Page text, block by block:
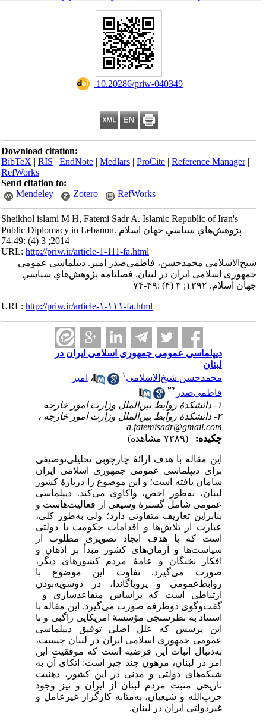
‎ 10.20286/priw-040349
Download citation:
BibTeX|RIS|EndNote|Medlars|ProCite|Reference Manager
RefWorks
Send citation to:
Mendeley
Zotero RefWorks
Sheikhol islami M H, Fatemi Sadr A. Islamic Republic of Iran's
Public Diplomacy in Lebanon. پژوهش‌هاي سياسي جهان اسلام
2014; 3 (4) :49-74
URL:http://priw.ir/article-1-111-fa.html
شیخ‌الاسلامی محمدحسن، فاطمی‌صدر امیر. دیپلماسی عمومی
جمهوری اسلامی ایران در لبنان. فصلنامه پژوهش‌هاي سياسي
جهان اسلام. ۱۳۹۲; ۳ (۴) :۴۹-۷۴
URL:http://priw.ir/article-۱-۱۱۱-fa.html
دیپلماسی عمومی جمهوری اسلامی ایران در
لبنان
محمدحسن شیخ‌الاسلامی
،امیر
فاطمی‌صدر
۲
a.fatemisadr@gmail.com
چکیده:
این مقاله با هدف ارائۀ چارچوبی تحلیلی‌توصیفی
برای دیپلماسی عمومی جمهوری اسلامی ایران
سامان یافته است؛ و این موضوع را دربارۀ کشور
لبنان، به‌طور اخص، واکاوی می‌کند. دیپلماسی
عمومی شامل گسترۀ وسیعی از فعالیت‌هاست و
بنابراین تعاریف متفاوتی دارد؛ ولی به‌طور کلی،
عبارت از تلاش‌ها و اقدامات حکومت یا دولتی
است که با هدف ایجاد تصویری مطلوب از
سیاست‌ها و آرمان‌های کشور مبدأ بر اذهان و
افکار نخبگان و عامۀ مردم کشورهای دیگر،
صورت می‌گیرد. تفاوت این موضوع با
روابط‌عمومی و پروپاگاندا، در دوسویه‌بودن
ارتباطی است که براساس متقاعدسازی و
گفت‌وگوی دوطرفه صورت می‌گیرد. این مقاله با
استناد به نظرسنجی مؤسسۀ آمریکایی زاگبی و با
این پرسش که علل اصلی توفیق دیپلماسی
عمومی جمهوری اسلامی ایران در لبنان چیست،
به‌دنبال اثبات این فرضیه است که موفقیت این
امر در لبنان، مرهون چند چیز است: اتکای آن به
شبکه‌های دولتی و مدنی در این کشور، ذهنیت
تاریخی مثبت مردم لبنان از ایران و نیز وجود
حزب‌الله و شیعیان، به‌مثابه کارگزار غیرعامل و
غیردولتی ایران در لبنان.